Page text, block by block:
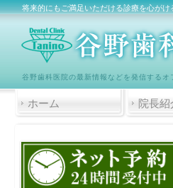
将来的にもご満足いただける診療を心が
谷野歯科医院の最新情報などを発信するオ
ホーム 院長紹